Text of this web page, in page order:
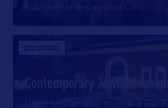
habitants et des visiteurs les
SITE CULTUREL
Contemporary Jewish Museum